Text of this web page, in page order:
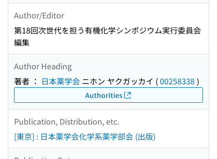
Author/Editor
第18回次世代を担う有機化学シンポジウム実行委員会
編集
Author Heading
著者 ： 日本薬学会 ニホン ヤクガッカイ (00258338 )
Authorities
Publication, Distribution, etc.
[東京] : 日本薬学会化学系薬学部会 (出版)